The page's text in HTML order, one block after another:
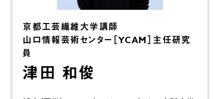
京都工芸繊維大学講師
山口情報芸術センター［YCAM］主任研究
員
津田 和俊